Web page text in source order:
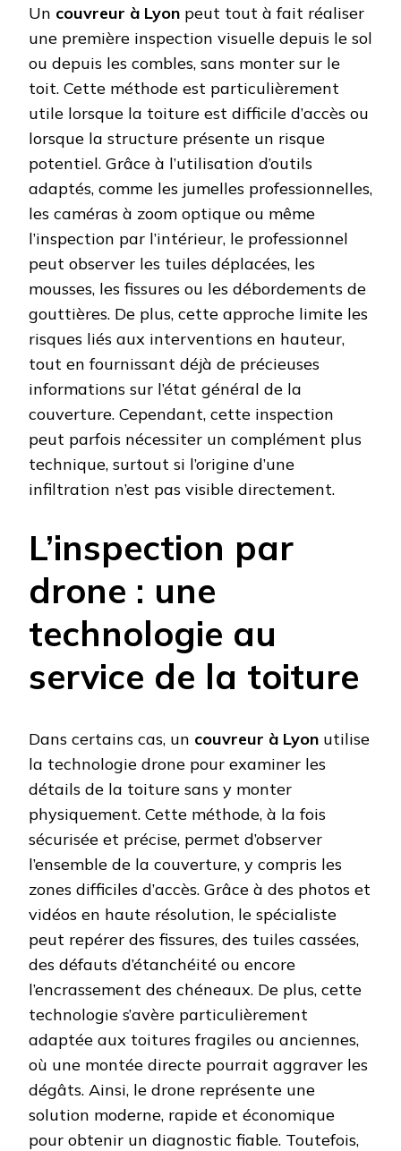
Un couvreur à Lyon peut tout à fait réaliser
une première inspection visuelle depuis le sol
ou depuis les combles, sans monter sur le
toit. Cette méthode est particulièrement
utile lorsque la toiture est difficile d’accès ou
lorsque la structure présente un risque
potentiel. Grâce à l’utilisation d’outils
adaptés, comme les jumelles professionnelles,
les caméras à zoom optique ou même
l’inspection par l’intérieur, le professionnel
peut observer les tuiles déplacées, les
mousses, les fissures ou les débordements de
gouttières. De plus, cette approche limite les
risques liés aux interventions en hauteur,
tout en fournissant déjà de précieuses
informations sur l’état général de la
couverture. Cependant, cette inspection
peut parfois nécessiter un complément plus
technique, surtout si l’origine d’une
infiltration n’est pas visible directement.
L’inspection par
drone : une
technologie au
service de la toiture
Dans certains cas, un couvreur à Lyon utilise
la technologie drone pour examiner les
détails de la toiture sans y monter
physiquement. Cette méthode, à la fois
sécurisée et précise, permet d’observer
l’ensemble de la couverture, y compris les
zones difficiles d’accès. Grâce à des photos et
vidéos en haute résolution, le spécialiste
peut repérer des fissures, des tuiles cassées,
des défauts d’étanchéité ou encore
l’encrassement des chéneaux. De plus, cette
technologie s’avère particulièrement
adaptée aux toitures fragiles ou anciennes,
où une montée directe pourrait aggraver les
dégâts. Ainsi, le drone représente une
solution moderne, rapide et économique
pour obtenir un diagnostic fiable. Toutefois,